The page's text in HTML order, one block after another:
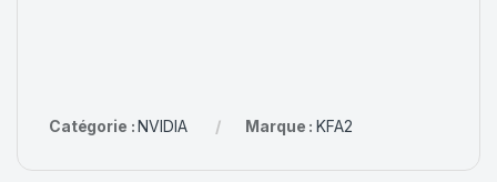
Catégorie :NVIDIA Marque : KFA2